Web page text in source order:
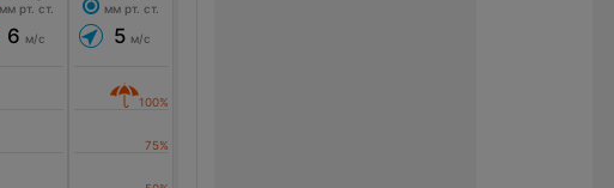
мм рт. ст.
6 м/с
мм рт. ст.
5 м/с